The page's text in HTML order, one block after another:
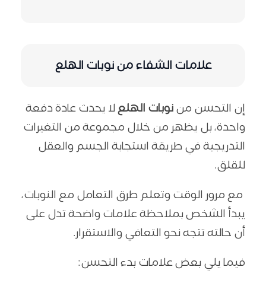
علامات الشفاء من نوبات الهلع
إن التحسن من نوبات الهلع لا يحدث عادة دفعة
واحدة، بل يظهر من خلال مجموعة من التغيرات
التدريجية في طريقة استجابة الجسم والعقل
للقلق.
مع مرور الوقت وتعلم طرق التعامل مع النوبات،
يبدأ الشخص بملاحظة علامات واضحة تدل على
أن حالته تتجه نحو التعافي والاستقرار.
فيما يلي بعض علامات بدء التحسن: